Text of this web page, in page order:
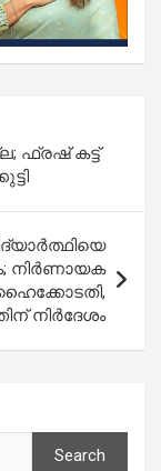
ഫ്രഷ് കട്ട്
നിർണായക
നിര്‍ദേശം
Search